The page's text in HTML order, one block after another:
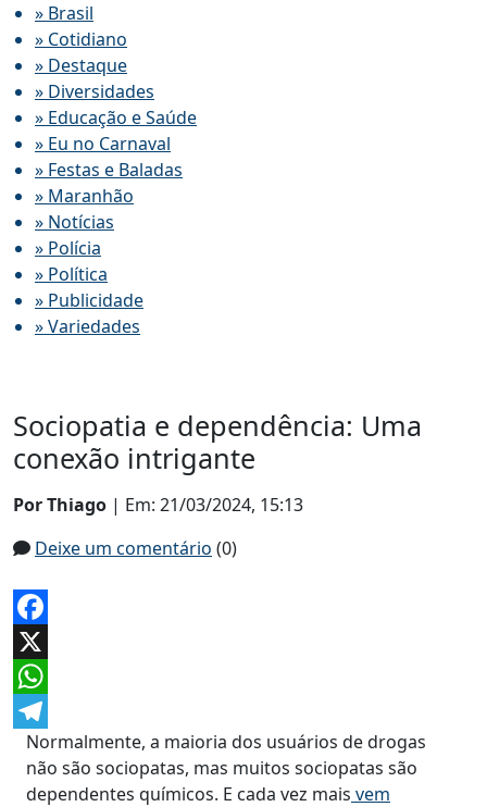
» Brasil
» Cotidiano
» Destaque
» Diversidades
» Educação e Saúde
» Eu no Carnaval
» Festas e Baladas
» Maranhão
» Notícias
» Polícia
» Política
» Publicidade
» Variedades
Sociopatia e dependência: Uma
conexão intrigante
Por Thiago | Em: 21/03/2024, 15:13
Deixe um comentário (0)
Facebook
X
WhatsApp
Telegram
Normalmente, a maioria dos usuários de drogas
não são sociopatas, mas muitos sociopatas são
dependentes químicos. E cada vez mais vem